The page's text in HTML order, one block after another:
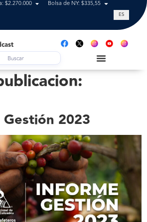
$2.270.000 Bolsa de NY: $335,55 Tasa de
ES
2023